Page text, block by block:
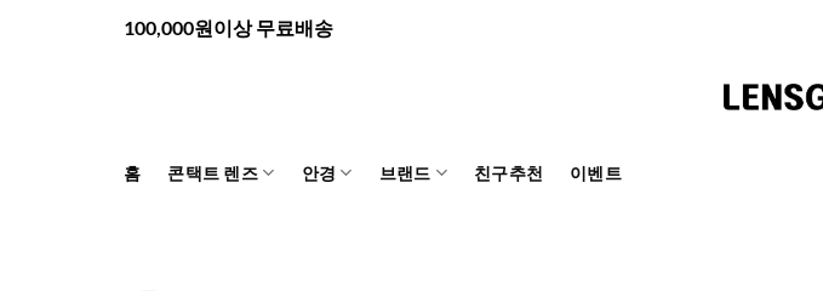
100,000원이상 무료배송
홈 콘택트 렌즈 안경 브랜드 친구추천 이벤트